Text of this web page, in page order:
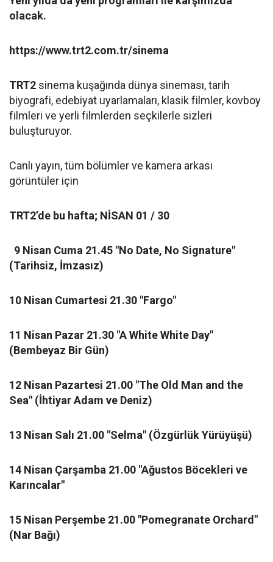
olacak.
https://www.trt2.com.tr/sinema
TRT2 sinema kuşağında dünya sineması, tarih
biyografi, edebiyat uyarlamaları, klasik filmler, kovboy
filmleri ve yerli filmlerden seçkilerle sizleri
buluşturuyor.
Canlı yayın, tüm bölümler ve kamera arkası
görüntüler için
TRT2’de bu hafta; NİSAN 01 / 30
9 Nisan Cuma 21.45 "No Date, No Signature"
(Tarihsiz, İmzasız)
10 Nisan Cumartesi 21.30 "Fargo"
11 Nisan Pazar 21.30 "A White White Day"
(Bembeyaz Bir Gün)
12 Nisan Pazartesi 21.00 "The Old Man and the
Sea" (İhtiyar Adam ve Deniz)
13 Nisan Salı 21.00 "Selma" (Özgürlük Yürüyüşü)
14 Nisan Çarşamba 21.00 "Ağustos Böcekleri ve
Karıncalar"
15 Nisan Perşembe 21.00 "Pomegranate Orchard"
(Nar Bağı)